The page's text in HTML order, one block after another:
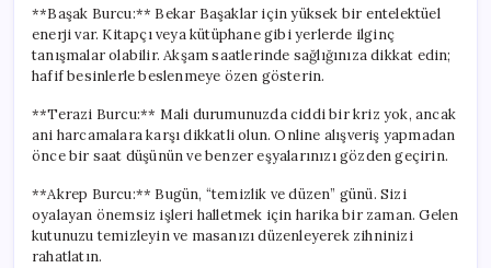
**Başak Burcu:** Bekar Başaklar için yüksek bir entelektüel
enerji var. Kitapçı veya kütüphane gibi yerlerde ilginç
tanışmalar olabilir. Akşam saatlerinde sağlığınıza dikkat edin;
hafif besinlerle beslenmeye özen gösterin.
**Terazi Burcu:** Mali durumunuzda ciddi bir kriz yok, ancak
ani harcamalara karşı dikkatli olun. Online alışveriş yapmadan
önce bir saat düşünün ve benzer eşyalarınızı gözden geçirin.
**Akrep Burcu:** Bugün, “temizlik ve düzen” günü. Sizi
oyalayan önemsiz işleri halletmek için harika bir zaman. Gelen
kutunuzu temizleyin ve masanızı düzenleyerek zihninizi
rahatlatın.